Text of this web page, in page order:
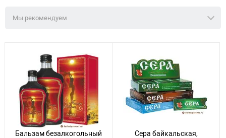
Мы рекомендуем
Бальзам безалкогольный
Сера байкальская,